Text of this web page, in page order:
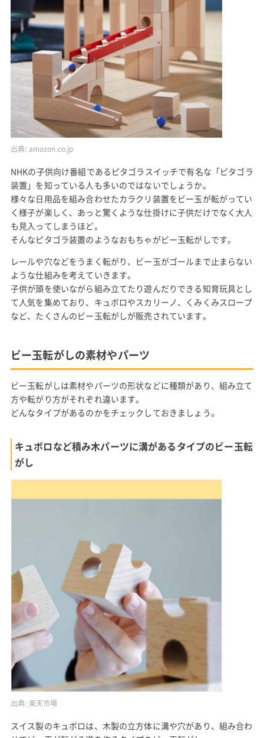
出典: amazon.co.jp
NHKの子供向け番組であるピタゴラスイッチで有名な「ピタゴラ
装置」を知っている人も多いのではないでしょうか。
様々な日用品を組み合わせたカラクリ装置をビー玉が転がってい
く様子が楽しく、あっと驚くような仕掛けに子供だけでなく大人
も見入ってしまうほど。
そんなピタゴラ装置のようなおもちゃがビー玉転がしです。
レールや穴などをうまく転がり、ビー玉がゴールまで止まらない
ような仕組みを考えていきます。
子供が頭を使いながら組み立てたり遊んだりできる知育玩具とし
て人気を集めており、キュボロやスカリーノ、くみくみスロープ
など、たくさんのビー玉転がしが販売されています。
ビー玉転がしの素材やパーツ
ビー玉転がしは素材やパーツの形状などに種類があり、組み立て
方や転がり方がそれぞれ違います。
どんなタイプがあるのかをチェックしておきましょう。
キュボロなど積み木パーツに溝があるタイプのビー玉転
がし
出典: 楽天市場
スイス製のキュボロは、木製の立方体に溝や穴があり、組み合わ